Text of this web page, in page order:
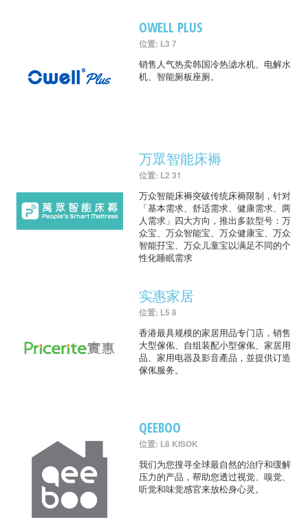
OWELL PLUS
位置: L3 7
销售人气热卖韩国冷热滤水机、电解水
机、智能厕板座厕。
万眾智能床褥
位置: L2 31
万众智能床褥突破传统床褥限制，针对
「基本需求、舒适需求、健康需求、两
人需求」四大方向，推出多款型号：万
众宝、万众智能宝、万众健康宝、万众
智能孖宝、万众儿童宝以满足不同的个
性化睡眠需求
实惠家居
位置: L5 8
香港最具规模的家居用品专门店，销售
大型傢俬、自组装配小型傢俬、家居用
品、家用电器及影音產品，並提供订造
傢俬服务。
QEEBOO
位置: L8 KISOK
我们为您搜寻全球最自然的治疗和缓解
压力的产品，帮助您透过视觉、嗅觉、
听觉和味觉感官来放松身心灵。